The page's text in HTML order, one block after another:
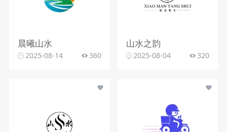
晨曦山水
2025-08-14 360
山水之韵
2025-08-04 320